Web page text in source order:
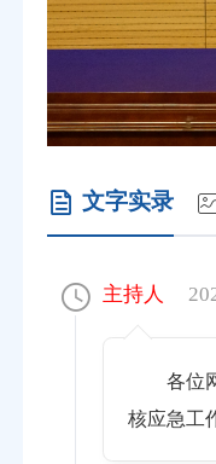
文字实录
主持人
各位
核应急工